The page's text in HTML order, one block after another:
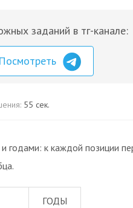
заданий в тг-канале:
Посмотреть
55 сек.
годами: к каждой позиции
ГОДЫ